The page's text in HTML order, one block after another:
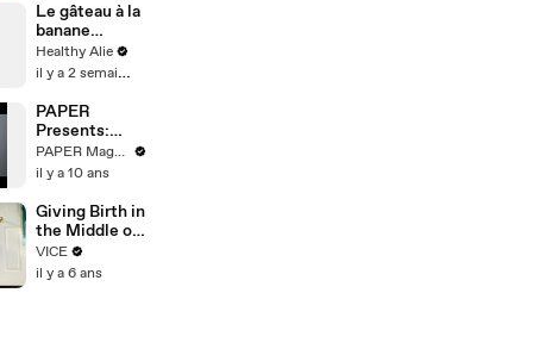
Le gâteau à la
banane
antillais de ma
maman ☀️
Healthy Alie
il y a 2 semaines
PAPER
Presents:
How To Make
A Good Black
PAPER Magazine
il y a 10 ans
Giving Birth in
the Middle of
a Pandemic
VICE
il y a 6 ans